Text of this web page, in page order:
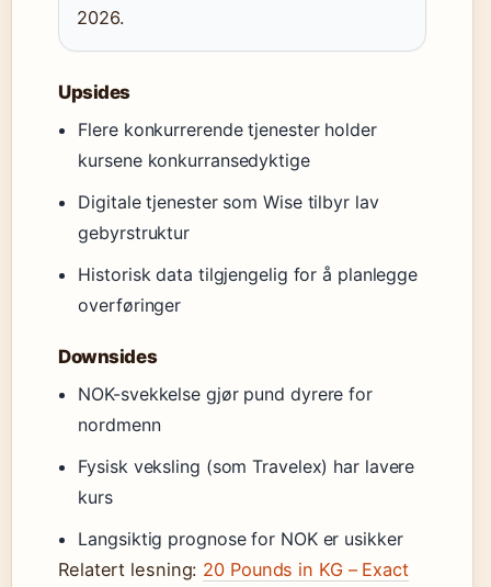
2026.
Upsides
Flere konkurrerende tjenester holder
kursene konkurransedyktige
Digitale tjenester som Wise tilbyr lav
gebyrstruktur
Historisk data tilgjengelig for å planlegge
overføringer
Downsides
NOK-svekkelse gjør pund dyrere for
nordmenn
Fysisk veksling (som Travelex) har lavere
kurs
Langsiktig prognose for NOK er usikker
Relatert lesning: 20 Pounds in KG – Exact